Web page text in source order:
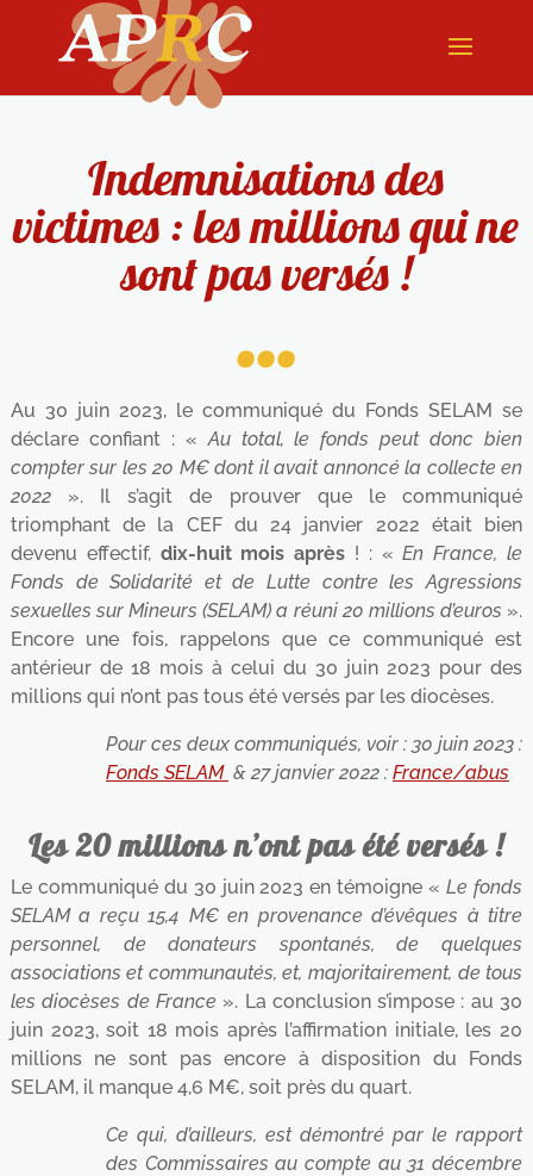
Indemnisations des
victimes : les millions qui ne
sont pas versés !
...
Au 30 juin 2023, le communiqué du Fonds SELAM se
déclare confiant : « Au total, le fonds peut donc bien
compter sur les 20 M€ dont il avait annoncé la collecte en
2022». Il s’agit de prouver que le communiqué
triomphant de la CEF du 24 janvier 2022 était bien
devenu effectif, dix-huit mois après ! : «En France, le
Fonds de Solidarité et de Lutte contre les Agressions
sexuelles sur Mineurs (SELAM) a réuni 20 millions d’euros ».
Encore une fois, rappelons que ce communiqué est
antérieur de 18 mois à celui du 30 juin 2023 pour des
millions qui n’ont pas tous été versés par les diocèses.
Pour ces deux communiqués, voir : 30 juin 2023 :
Fonds SELAM & 27 janvier 2022 : France/abus
Les 20 millions n’ont pas été versés !
Le communiqué du 30 juin 2023 en témoigne « Le fonds
SELAM a reçu 15,4 M€ en provenance d’évêques à titre
personnel, de donateurs spontanés, de quelques
associations et communautés, et, majoritairement, de tous
les diocèses de France». La conclusion s’impose : au 30
juin 2023, soit 18 mois après l’affirmation initiale, les 20
millions ne sont pas encore à disposition du Fonds
SELAM, il manque 4,6 M€, soit près du quart.
Ce qui, d’ailleurs, est démontré par le rapport
des Commissaires au compte au 31 décembre